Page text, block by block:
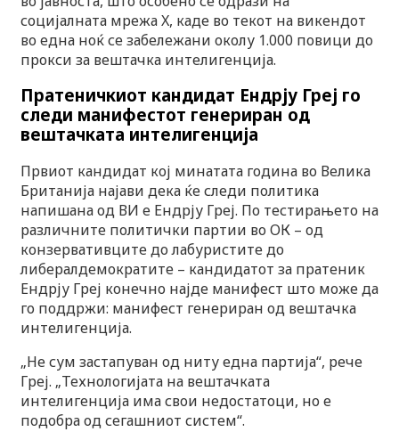
социјалната мрежа X, каде во текот на викендот
во една ноќ се забележани околу 1.000 повици до
прокси за вештачка интелигенција.
Пратеничкиот кандидат Ендрју Греј го
следи манифестот генериран од
вештачката интелигенција
Првиот кандидат кој минатата година во Велика
Британија најави дека ќе следи политика
напишана од ВИ е Ендрју Греј. По тестирањето на
различните политички партии во ОК – од
конзервативците до лабуристите до
либералдемократите – кандидатот за пратеник
Ендрју Греј конечно најде манифест што може да
го поддржи: манифест генериран од вештачка
интелигенција.
„Не сум застапуван од ниту една партија“, рече
Греј. „Технологијата на вештачката
интелигенција има свои недостатоци, но е
подобра од сегашниот систем“.